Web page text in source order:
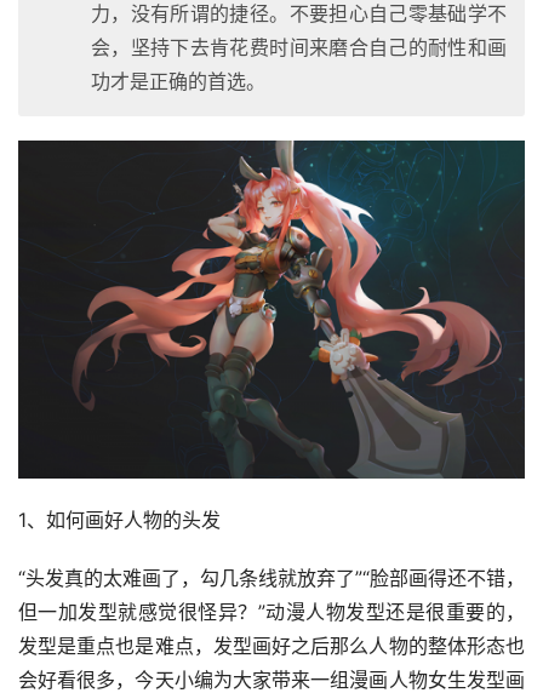
力，没有所谓的捷径。不要担心自己零基础学不
会，坚持下去肯花费时间来磨合自己的耐性和画
功才是正确的首选。
1、如何画好人物的头发
“头发真的太难画了，勾几条线就放弃了”“脸部画得还不错，
但一加发型就感觉很怪异？”动漫人物发型还是很重要的，
发型是重点也是难点，发型画好之后那么人物的整体形态也
会好看很多，今天小编为大家带来一组漫画人物女生发型画